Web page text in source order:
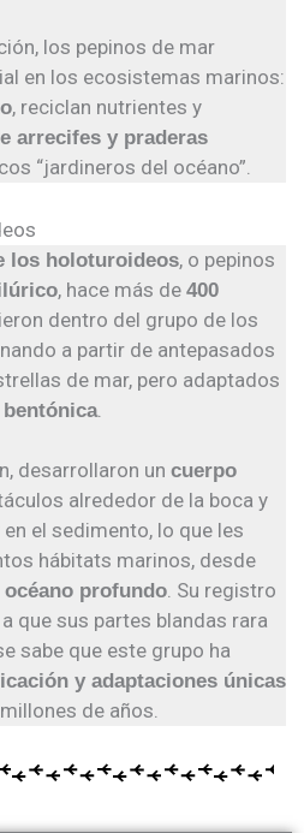
los pepinos de mar
en los ecosistemas marinos:
, reciclan nutrientes y
arrecifes y praderas
“jardineros del océano”.
los holoturoideos, o pepinos
, hace más de 400
dentro del grupo de los
a partir de antepasados
de mar, pero adaptados
.
desarrollaron un cuerpo
alrededor de la boca y
el sedimento, lo que les
hábitats marinos, desde
océano profundo . Su registro
que sus partes blandas rara
sabe que este grupo ha
y adaptaciones únicas
de años.